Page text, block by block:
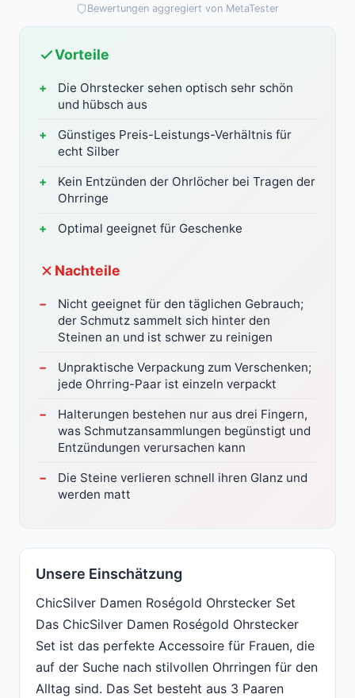
Bewertungen aggregiert von MetaTester
Vorteile
Die Ohrstecker sehen optisch sehr schön
und hübsch aus
Günstiges Preis-Leistungs-Verhältnis für
echt Silber
Kein Entzünden der Ohrlöcher bei Tragen der
Ohrringe
Optimal geeignet für Geschenke
Nachteile
Nicht geeignet für den täglichen Gebrauch;
der Schmutz sammelt sich hinter den
Steinen an und ist schwer zu reinigen
Unpraktische Verpackung zum Verschenken;
jede Ohrring-Paar ist einzeln verpackt
Halterungen bestehen nur aus drei Fingern,
was Schmutzansammlungen begünstigt und
Entzündungen verursachen kann
Die Steine verlieren schnell ihren Glanz und
werden matt
Unsere Einschätzung
ChicSilver Damen Roségold Ohrstecker Set
Das ChicSilver Damen Roségold Ohrstecker
Set ist das perfekte Accessoire für Frauen, die
auf der Suche nach stilvollen Ohrringen für den
Alltag sind. Das Set besteht aus 3 Paaren